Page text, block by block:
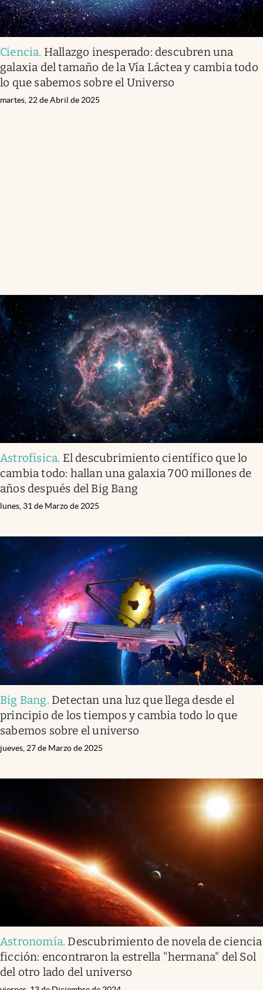
Ciencia. Hallazgo inesperado: descubren una
galaxia del tamaño de la Vía Láctea y cambia todo
lo que sabemos sobre el Universo
martes, 22 de Abril de 2025
Astrofísica. El descubrimiento científico que lo
cambia todo: hallan una galaxia 700 millones de
años después del Big Bang
lunes, 31 de Marzo de 2025
Big Bang. Detectan una luz que llega desde el
principio de los tiempos y cambia todo lo que
sabemos sobre el universo
jueves, 27 de Marzo de 2025
Astronomía. Descubrimiento de novela de ciencia
ficción: encontraron la estrella "hermana" del Sol
del otro lado del universo